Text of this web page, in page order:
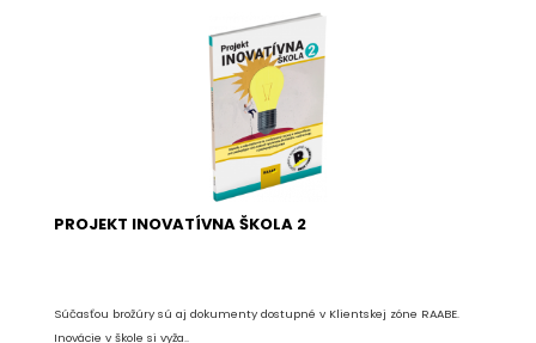
PROJEKT INOVATÍVNA ŠKOLA 2
Súčasťou brožúry sú aj dokumenty dostupné v Klientskej zóne RAABE.
Inovácie v škole si vyža..